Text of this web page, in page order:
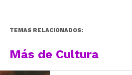
TEMAS RELACIONADOS:
Más de Cultura